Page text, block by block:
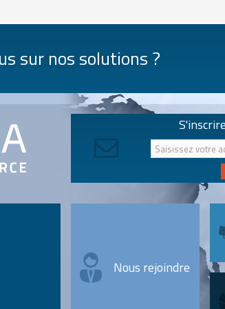
sur nos solutions ?
Nous rejoindre